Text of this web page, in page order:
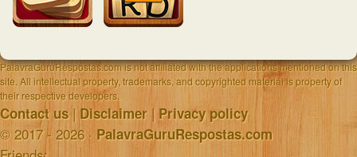
PalavraGuruRespostas.com is not affiliated with the applications mentioned on this
site. All intellectual property, trademarks, and copyrighted material is property of
their respective developers.
Contact us|Disclaimer | Privacy policy
© 2017 - 2026 · PalavraGuruRespostas.com